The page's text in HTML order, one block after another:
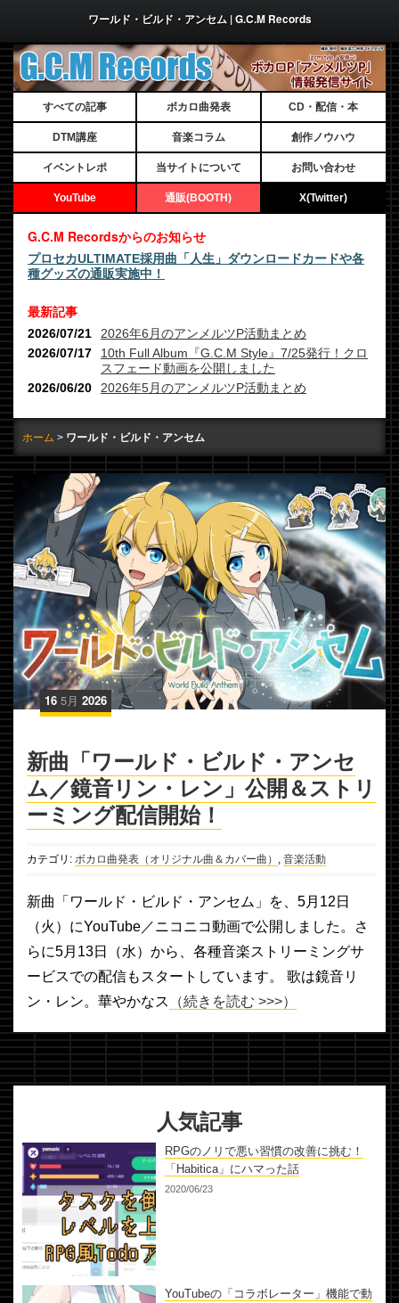
ワールド・ビルド・アンセム | G.C.M Records
すべての記事 ボカロ曲発表 CD・配信・本
DTM講座 音楽コラム 創作ノウハウ
イベントレポ 当サイトについて お問い合わせ
YouTube 通販(BOOTH) X(Twitter)
G.C.M Recordsからのお知らせ
プロセカULTIMATE採用曲「人生」ダウンロードカードや各
種グッズの通販実施中！
最新記事
2026年6月のアンメルツP活動まとめ
2026/07/21
10th Full Album『G.C.M Style』7/25発行！クロ
スフェード動画を公開しました
2026/07/17
2026年5月のアンメルツP活動まとめ
2026/06/20
ホーム ワールド・ビルド・アンセム
16 5月 2026
新曲「ワールド・ビルド・アンセ
ム／鏡音リン・レン」公開＆ストリ
ーミング配信開始！
カテゴリ: ボカロ曲発表（オリジナル曲＆カバー曲） 音楽活動
新曲「ワールド・ビルド・アンセム」を、5月12日
（火）にYouTube／ニコニコ動画で公開しました。さ
らに5月13日（水）から、各種音楽ストリーミングサ
ービスでの配信もスタートしています。 歌は鏡音リ
ン・レン。華やかなス
（続きを読む >>>）
人気記事
RPGのノリで悪い習慣の改善に挑む！
「Habitica」にハマった話
2020/06/23
YouTubeの「コラボレーター」機能で動